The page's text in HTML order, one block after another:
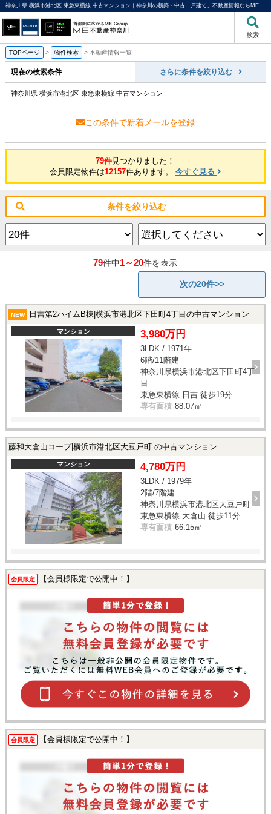
神奈川県 横浜市港北区 東急東横線 中古マンション｜神奈川の新築・中古一戸建て、不動産情報ならME不動産神奈川
検索
TOPページ > 物件検索 > 不動産情報一覧
現在の検索条件 さらに条件を絞り込む
神奈川県 横浜市港北区 東急東横線 中古マンション
この条件で新着メールを登録
79件見つかりました！
会員限定物件は12157件あります。 今すぐ見る
条件を絞り込む
79件中1～20件を表示
次の20件>>
NEW 日吉第2ハイムB棟|横浜市港北区下田町4丁目の中古マンション
マンション 3,980万円
3LDK / 1971年
6階/11階建
神奈川県横浜市港北区下田町4丁
目
東急東横線 日吉 徒歩19分
専有面積 88.07㎡
藤和大倉山コープ|横浜市港北区大豆戸町 の中古マンション
マンション 4,780万円
3LDK / 1979年
2階/7階建
神奈川県横浜市港北区大豆戸町
東急東横線 大倉山 徒歩11分
専有面積 66.15㎡
会員限定 【会員様限定で公開中！】
会員限定 【会員様限定で公開中！】